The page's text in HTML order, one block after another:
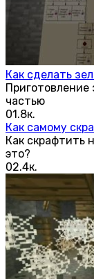
Как сделать
частью
01.8к.
Как самому
Как скрафтить
это?
02.4к.